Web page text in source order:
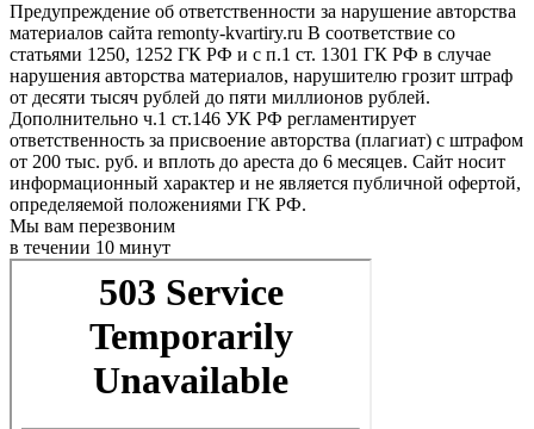
Предупреждение об ответственности за нарушение авторства
материалов сайта remonty-kvartiry.ru В соответствие со
статьями 1250, 1252 ГК РФ и с п.1 ст. 1301 ГК РФ в случае
нарушения авторства материалов, нарушителю грозит штраф
от десяти тысяч рублей до пяти миллионов рублей.
Дополнительно ч.1 ст.146 УК РФ регламентирует
ответственность за присвоение авторства (плагиат) с штрафом
от 200 тыс. руб. и вплоть до ареста до 6 месяцев. Сайт носит
информационный характер и не является публичной офертой,
определяемой положениями ГК РФ.
Мы вам перезвоним
в течении 10 минут